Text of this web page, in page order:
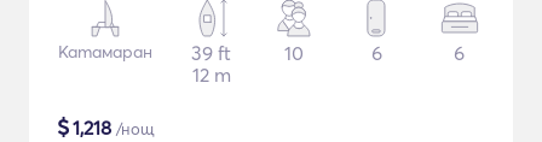
Катамаран
39 ft
12 m
10 6 6
$1,218 /нощ